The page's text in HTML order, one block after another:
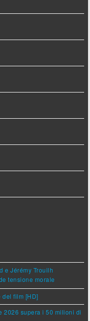
e Jérémy Trouilh
tensione morale
film [HD]
2026 supera i 50 milioni di